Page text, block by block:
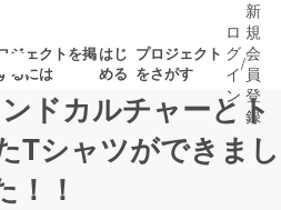
ジェクトを掲
るには
はじ
める
プロジェクト
をさがす
プロ
募集終了が近いプ
ロ
グ
イ
ン
/
新
規
会
員
登
録
ドカルチャーとト
Tシャツができまし
！！